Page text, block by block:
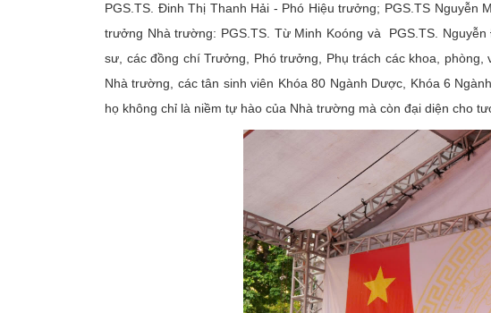
PGS.TS. Đinh Thị Thanh Hải - Phó Hiệu trưởng; PGS.TS
trưởng Nhà trường: PGS.TS. Từ Minh Koóng và PGS.TS.
sư, các đồng chí Trưởng, Phó trưởng, Phụ trách các khoa,
Nhà trường, các tân sinh viên Khóa 80 Ngành Dược, Khóa 6
họ không chỉ là niềm tự hào của Nhà trường mà còn đại diện cho